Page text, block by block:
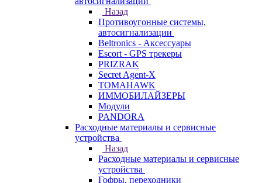
Назад
Противоугонные системы,
автосигнализации
Beltronics - Аксессуары
Escort - GPS трекеры
PRIZRAK
Secret Agent-X
TOMAHAWK
ИММОБИЛАЙЗЕРЫ
Модули
PANDORA
Расходные материалы и сервисные
устройства
Назад
Расходные материалы и сервисные
устройства
Гофры, переходники